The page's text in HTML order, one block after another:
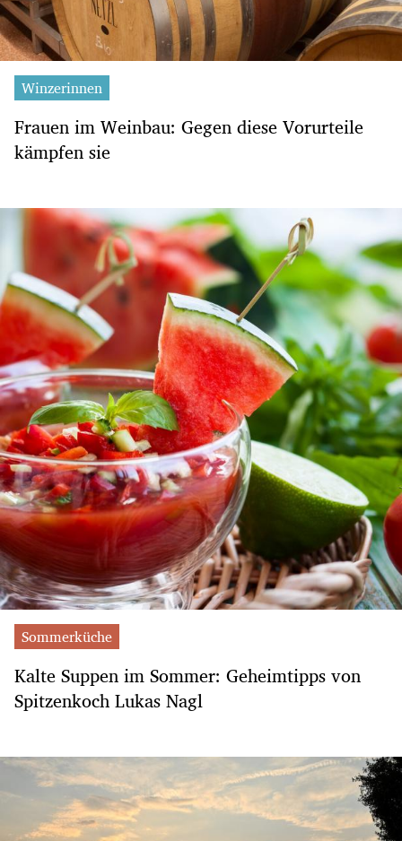
Winzerinnen
Frauen im Weinbau: Gegen diese Vorurteile
kämpfen sie
Sommerküche
Kalte Suppen im Sommer: Geheimtipps von
Spitzenkoch Lukas Nagl